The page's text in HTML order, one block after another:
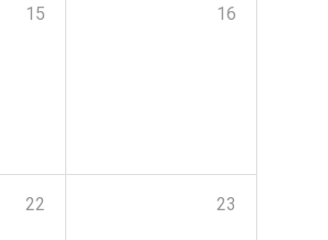
15 16
22 23